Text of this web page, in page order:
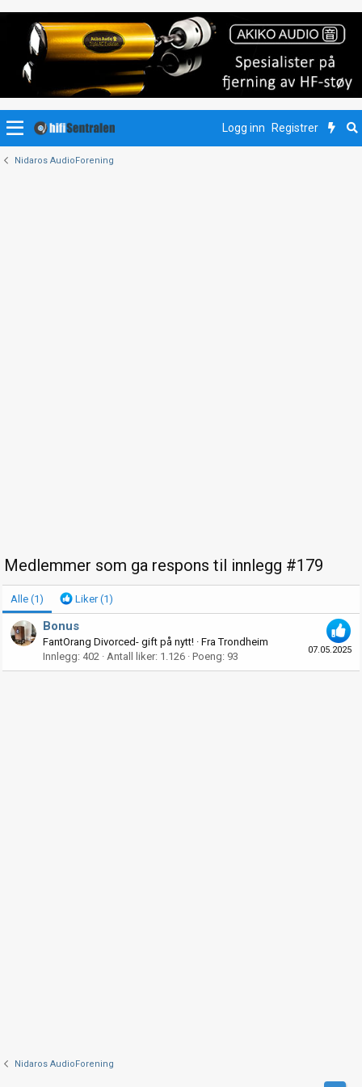
Logg inn Registrer
Nidaros AudioForening
Medlemmer som ga respons til innlegg #179
Alle (1) Liker(1)
07.05.2025
Bonus
FantOrang Divorced- gift på nytt! · FraTrondheim
Innlegg 402 Antall liker 1.126 Poeng 93
Nidaros AudioForening